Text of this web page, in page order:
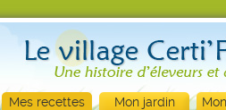
Mes recettes Mon jardin